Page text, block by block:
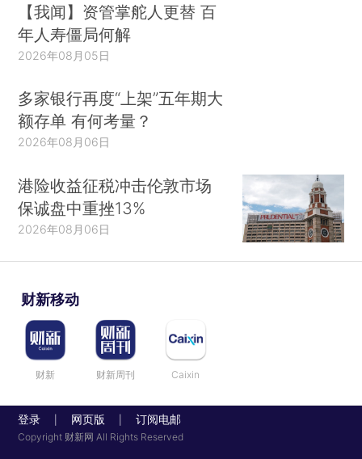
【我闻】资管掌舵人更替 百
年人寿僵局何解
2026年08月05日
多家银行再度“上架”五年期大
额存单 有何考量？
2026年08月06日
港险收益征税冲击伦敦市场
保诚盘中重挫13%
2026年08月06日
财新移动
财新 财新周刊 Caixin
登录 网页版 订阅电邮
Copyright 财新网 All Rights Reserved